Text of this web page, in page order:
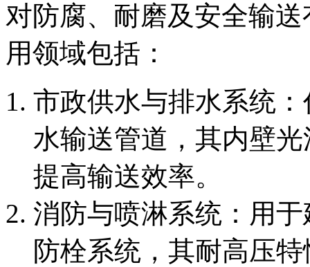
对防腐、耐磨及安全输
用领域包括：
市政供水与排水系统
水输送管道，其内壁
提高输送效率。
消防与喷淋系统：用
防栓系统，其耐高压